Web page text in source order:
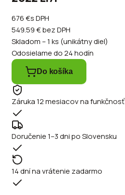
676 €s DPH
549.59 €bez DPH
Skladom – 1 ks (unikátny diel)
Odosielame do 24 hodín
Do košíka
Záruka 12 mesiacov na funkčnosť
Doručenie 1–3 dni po Slovensku
14 dní na vrátenie zadarmo